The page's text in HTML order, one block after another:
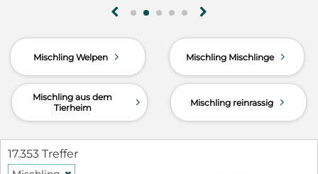
g h
Mischling Welpen d Mischling Mischlinge d
Mischling aus dem
Tierheim
d Mischling reinrassig d
17.353 Treffer